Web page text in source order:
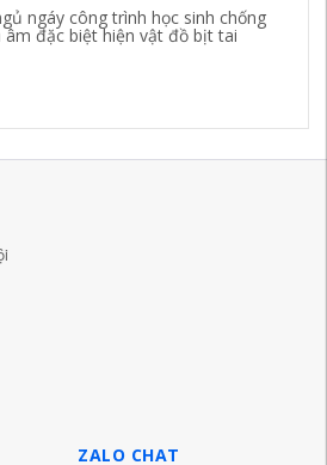
ngáy công trình học sinh chống
âm đặc biệt hiện vật đồ bịt tai
ZALO CHAT